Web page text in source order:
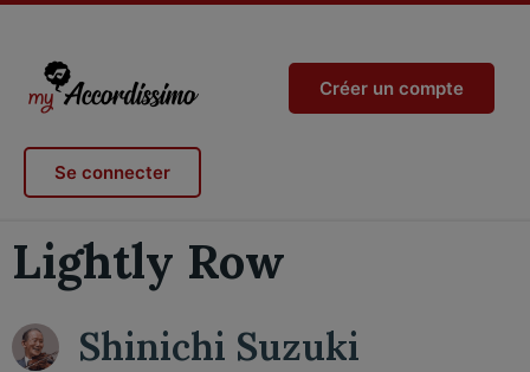
Créer un compte
Se connecter
Lightly Row
Shinichi Suzuki